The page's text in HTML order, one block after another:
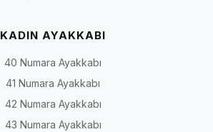
KADIN AYAKKABI
40 Numara Ayakkabı
41 Numara Ayakkabı
42 Numara Ayakkabı
43 Numara Ayakkabı